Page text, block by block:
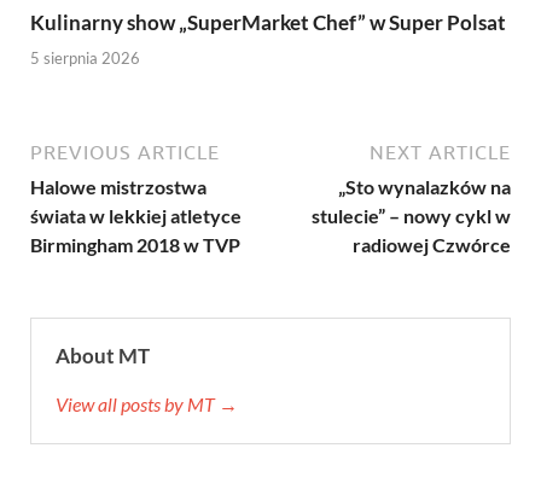
Kulinarny show „SuperMarket Chef” w Super Polsat
5 sierpnia 2026
PREVIOUS ARTICLE
Halowe mistrzostwa
świata w lekkiej atletyce
Birmingham 2018 w TVP
NEXT ARTICLE
„Sto wynalazków na
stulecie” – nowy cykl w
radiowej Czwórce
About MT
View all posts by MT →